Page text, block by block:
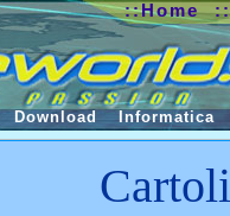
::Home
Download Informatica